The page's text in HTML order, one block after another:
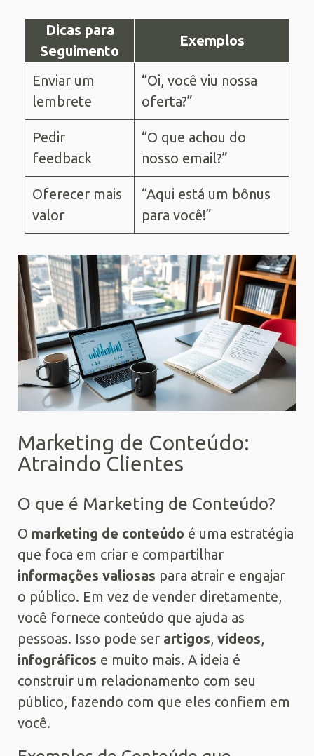
Dicas para
Seguimento
Exemplos
Enviar um
lembrete
“Oi, você viu nossa
oferta?”
Pedir
feedback
“O que achou do
nosso email?”
Oferecer mais
valor
“Aqui está um bônus
para você!”
Marketing de Conteúdo:
Atraindo Clientes
O que é Marketing de Conteúdo?
O marketing de conteúdo é uma estratégia
que foca em criar e compartilhar
informações valiosas para atrair e engajar
o público. Em vez de vender diretamente,
você fornece conteúdo que ajuda as
pessoas. Isso pode ser artigos, vídeos,
infográficos e muito mais. A ideia é
construir um relacionamento com seu
público, fazendo com que eles confiem em
você.